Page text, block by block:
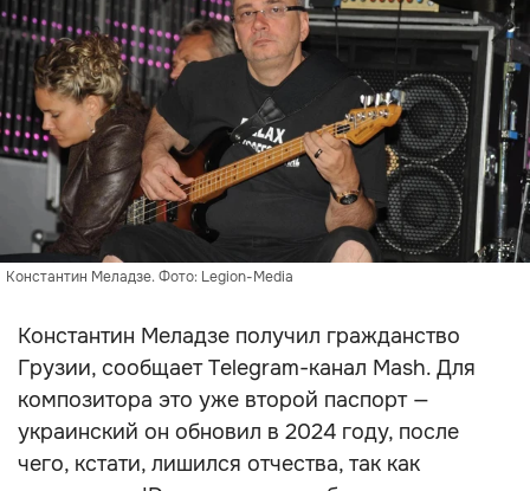
Константин Меладзе. Фото: Legion-Media
Константин Меладзе получил гражданство
Грузии, сообщает Telegram-канал Mash. Для
композитора это уже второй паспорт —
украинский он обновил в 2024 году, после
чего, кстати, лишился отчества, так как